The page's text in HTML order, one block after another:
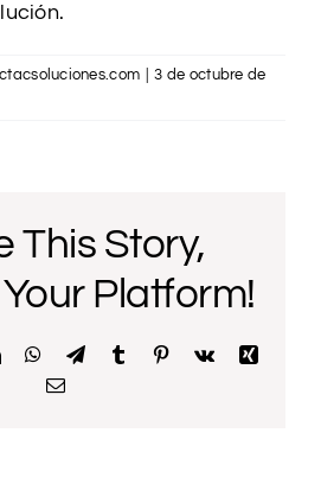
3 de octubre de
This Story,
Platform!
LinkedInWhatsApp
TelegramTumblr Pinterest
Vk
Xing
Email